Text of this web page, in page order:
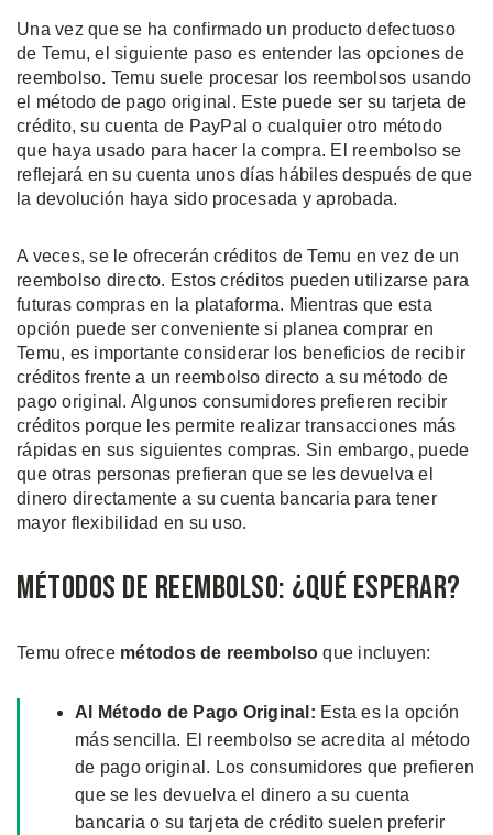
Una vez que se ha confirmado un producto defectuoso
de Temu, el siguiente paso es entender las opciones de
reembolso. Temu suele procesar los reembolsos usando
el método de pago original. Este puede ser su tarjeta de
crédito, su cuenta de PayPal o cualquier otro método
que haya usado para hacer la compra. El reembolso se
reflejará en su cuenta unos días hábiles después de que
la devolución haya sido procesada y aprobada.
A veces, se le ofrecerán créditos de Temu en vez de un
reembolso directo. Estos créditos pueden utilizarse para
futuras compras en la plataforma. Mientras que esta
opción puede ser conveniente si planea comprar en
Temu, es importante considerar los beneficios de recibir
créditos frente a un reembolso directo a su método de
pago original. Algunos consumidores prefieren recibir
créditos porque les permite realizar transacciones más
rápidas en sus siguientes compras. Sin embargo, puede
que otras personas prefieran que se les devuelva el
dinero directamente a su cuenta bancaria para tener
mayor flexibilidad en su uso.
Métodos de Reembolso: ¿Qué Esperar?
Temu ofrece métodos de reembolso que incluyen:
Al Método de Pago Original: Esta es la opción
más sencilla. El reembolso se acredita al método
de pago original. Los consumidores que prefieren
que se les devuelva el dinero a su cuenta
bancaria o su tarjeta de crédito suelen preferir